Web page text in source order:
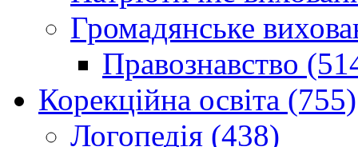
Громадянське
Правознавство
Корекційна освіта (755)
Логопедія (438)